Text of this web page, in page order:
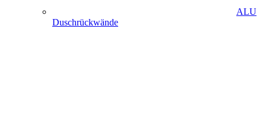
ALU
Duschrückwände